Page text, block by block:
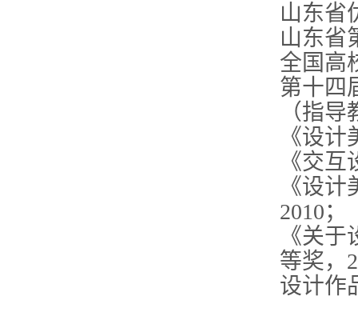
山东省
山东省
全国高
第十四
（指
《设
《交
《设
2010；
《关
等奖，
设计作